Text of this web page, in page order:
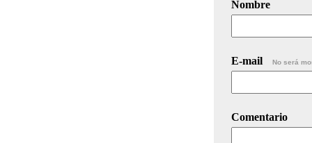
Nombre
E-mail No será
Comentario